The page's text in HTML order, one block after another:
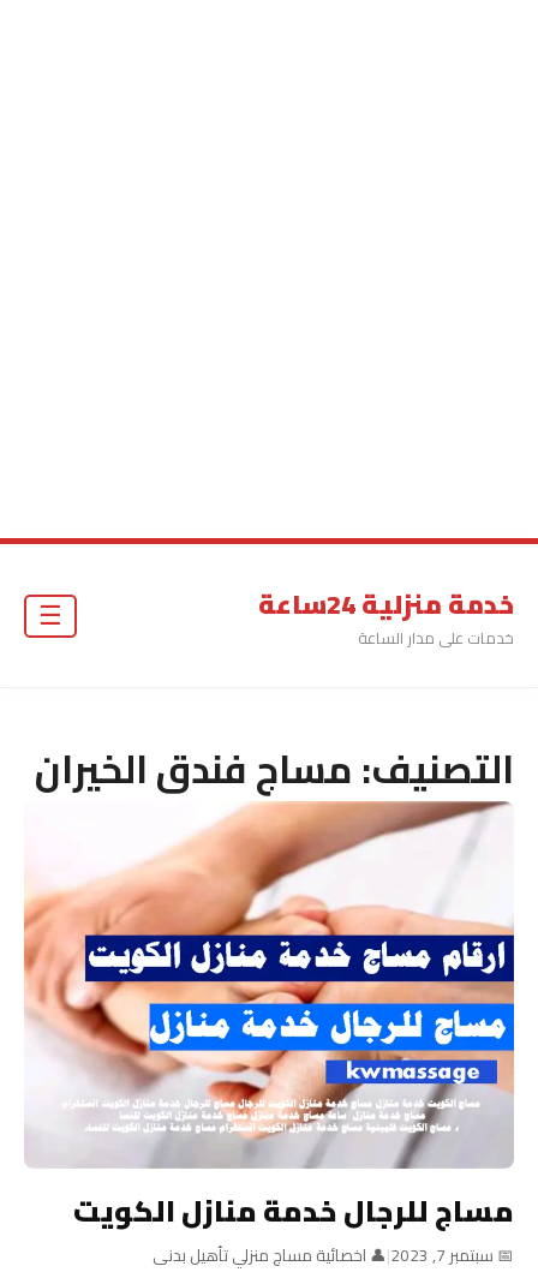
خدمة منزلية 24ساعة
خدمات على مدار الساعة
☰
التصنيف:مساج فندق الخيران
مساج للرجال خدمة منازل الكويت
📅 سبتمبر 7, 2023 |👤 اخصائية مساج منزلي تأهيل بدنى